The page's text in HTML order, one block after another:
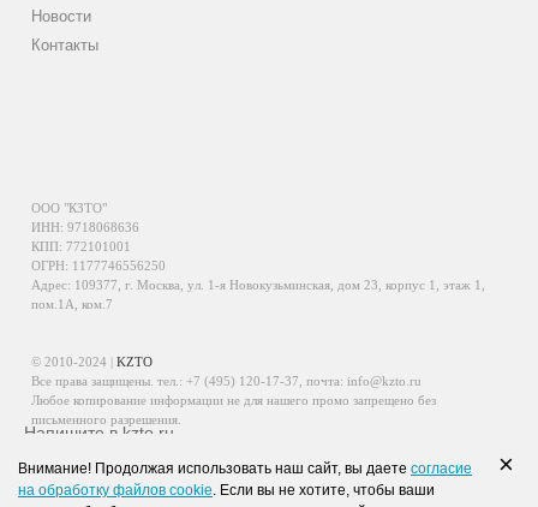
Новости
Контакты
ООО "КЗТО"
ИНН: 9718068636
КПП: 772101001
ОГРН: 1177746556250
Адрес: 109377, г. Москва, ул. 1-я Новокузьминская, дом 23, корпус 1, этаж 1,
пом.1А, ком.7
© 2010-2024 |KZTO
Все права защищены. тел.: +7 (495) 120-17-37 , почта: info@kzto.ru
Любое копирование информации не для нашего промо запрещено без
письменного разрешения.
Информация, размещенная на сайте, не является публичной офертой.
Политика обработки персональных данных
Политика конфиденциальности персональных данных
Напишите в kzto.ru
×
Внимание! Продолжая использовать наш сайт, вы даете согласие
на обработку файлов cookie. Если вы не хотите, чтобы ваши